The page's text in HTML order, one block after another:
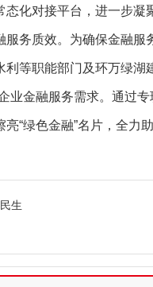
化对接平台，进一步凝
服务质效。为确保金融
利等职能部门及环万绿
业金融服务需求。通过
“绿色金融”名片，全力
生